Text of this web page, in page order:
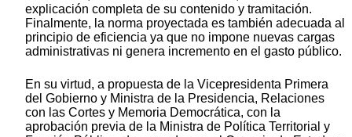
explicación completa de su contenido y tramitación.
Finalmente, la norma proyectada es también adecuada al
principio de eficiencia ya que no impone nuevas cargas
administrativas ni genera incremento en el gasto público.
En su virtud, a propuesta de la Vicepresidenta Primera
del Gobierno y Ministra de la Presidencia, Relaciones
con las Cortes y Memoria Democrática, con la
aprobación previa de la Ministra de Política Territorial y